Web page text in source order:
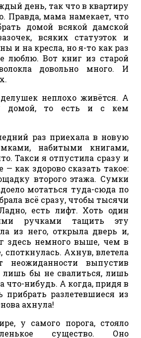
день, так что в квартиру
Правда, мама намекает, что
домой всякой дамской
всяких статуэток и
и на кресла, но я-то как раз
люблю. Вот книг из старой
довольно много. И
неплохо живётся. А
домой, то есть и с кем
раз приехала в новую
набитыми книгами,
Такси я отпустила сразу и
— как здорово сказать такое:
второго этажа. Сумки
мотаться туда-сюда по
всё сразу, чтобы тысячи
есть лифт. Хоть один
ручками тащить эту
из него, открыла дверь и,
здесь немного выше, чем в
споткнулась. Ахнув, влетела
неожиданности выпустив
бы не свалиться, лишь
что-нибудь. А когда, придя в
прибрать разлетевшиеся из
ахнула!
у самого порога, стояло
существо. Оно